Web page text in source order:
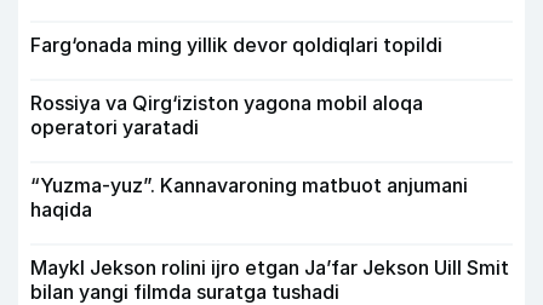
Farg‘onada ming yillik devor qoldiqlari topildi
Rossiya va Qirg‘iziston yagona mobil aloqa
operatori yaratadi
“Yuzma-yuz”. Kannavaroning matbuot anjumani
haqida
Maykl Jekson rolini ijro etgan Ja’far Jekson Uill Smit
bilan yangi filmda suratga tushadi